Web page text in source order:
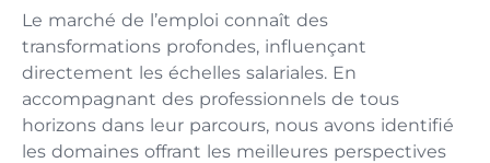
Le marché de l’emploi connaît des
transformations profondes, influençant
directement les échelles salariales. En
accompagnant des professionnels de tous
horizons dans leur parcours, nous avons identifié
les domaines offrant les meilleures perspectives